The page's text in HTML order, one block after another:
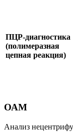
ПЦР-диагностика
(полимеразная
цепная реакция)
ОАМ
Анализ